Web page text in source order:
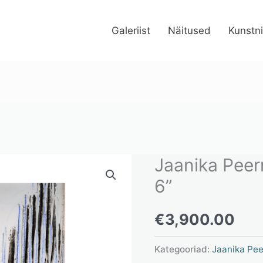
Galeriist Näitused
Jaanika
6”
€3,900.00
Kategooriad: Jaanika
Jaanika
Peerna
Glefting
6"
kogus